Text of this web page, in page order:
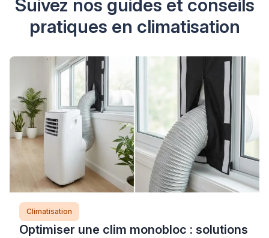
Suivez nos guides et conseils
pratiques en climatisation
Climatisation
Optimiser une clim monobloc : solutions